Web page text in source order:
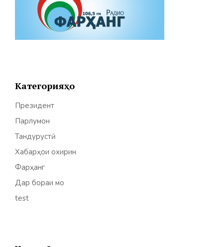
Категорияҳо
Президент
Парлумон
Тандурустӣ
Хабарҳои охирин
Фарҳанг
Дар бораи мо
test